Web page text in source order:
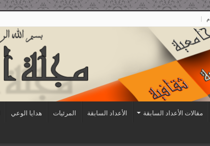
مقالات الأعداد السابقة الأعداد السابقة المرئيات هدايا الوعي